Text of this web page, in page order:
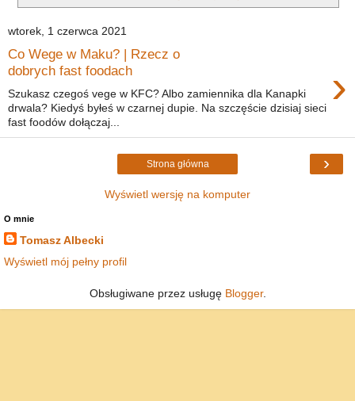
wtorek, 1 czerwca 2021
Co Wege w Maku? | Rzecz o
dobrych fast foodach
›
Szukasz czegoś vege w KFC? Albo zamiennika dla Kanapki
drwala? Kiedyś byłeś w czarnej dupie. Na szczęście dzisiaj sieci
fast foodów dołączaj...
›
Strona główna
Wyświetl wersję na komputer
O mnie
Tomasz Albecki
Wyświetl mój pełny profil
Obsługiwane przez usługę Blogger.